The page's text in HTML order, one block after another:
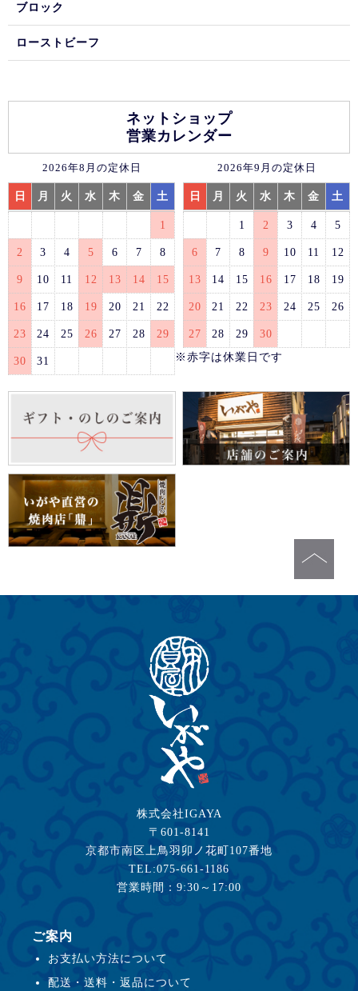
ブロック
ローストビーフ
ネットショップ
営業カレンダー
2026年8月の定休日
日 月 火 水 木 金 土
1
2 3 4 5 6 7 8
9 10 11 12 13 14 15
16 17 18 19 20 21 22
23 24 25 26 27 28 29
30 31
2026年9月の定休日
日 月 火 水 木 金 土
1 2 3 4 5
6 7 8 9 10 11 12
13 14 15 16 17 18 19
20 21 22 23 24 25 26
27 28 29
30
※赤字は休業日です
株式会社IGAYA
〒601-8141
京都市南区上鳥羽卯ノ花町107番地
TEL:075-661-1186
営業時間：9:30～17:00
ご案内
お支払い方法について
配送・送料・返品について